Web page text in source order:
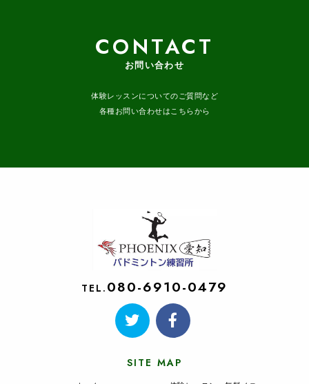
CONTACT
お問い合わせ
体験レッスンについてのご質問など
各種お問い合わせはこちらから
TEL. 080-6910-0479
SITE MAP